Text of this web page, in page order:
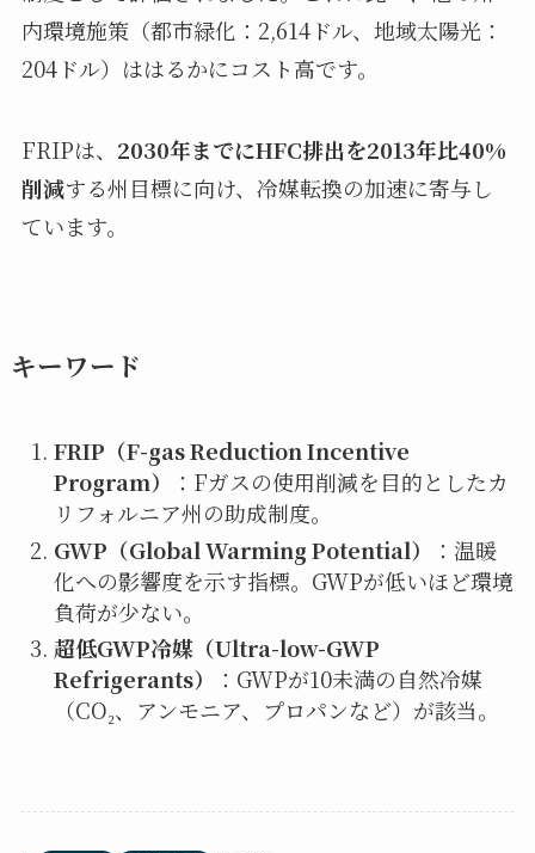
内環境施策（都市緑化：2,614ドル、地域太陽光：
204ドル）ははるかにコスト高です。
FRIPは、 2030年までにHFC排出を2013年比40%
削減する州目標に向け、冷媒転換の加速に寄与し
ています。
キーワード
FRIP（F-gas Reduction Incentive
Program）
：Fガスの使用削減を目的としたカ
リフォルニア州の助成制度。
GWP（Global Warming Potential）
：温暖
化への影響度を示す指標。GWPが低いほど環境
負荷が少ない。
超低GWP冷媒（Ultra-low-GWP
Refrigerants）
：GWPが10未満の自然冷媒
（CO₂、アンモニア、プロパンなど）が該当。